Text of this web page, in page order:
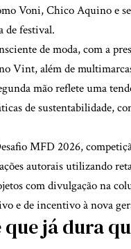
Voni, Chico Aquino e
de festival.
de moda, com a
Vint, além de
mão reflete uma
de sustentabilidade,
MFD 2026,
autorais utilizando
com divulgação na
e de incentivo à nova
já dura